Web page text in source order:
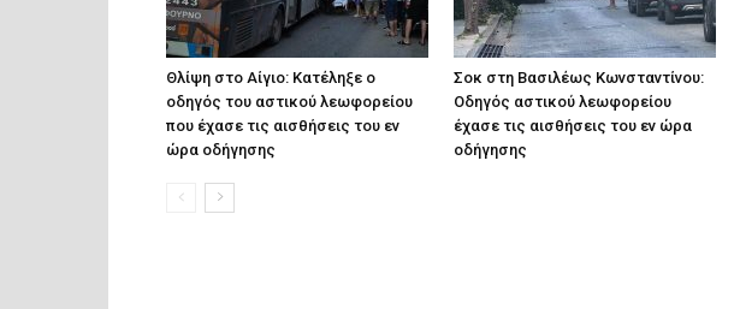
Θλίψη στο Αίγιο: Κατέληξε ο
οδηγός του αστικού λεωφορείου
που έχασε τις αισθήσεις του εν
ώρα οδήγησης
Σοκ στη Βασιλέως Κωνσταντίνου:
Οδηγός αστικού λεωφορείου
έχασε τις αισθήσεις του εν ώρα
οδήγησης